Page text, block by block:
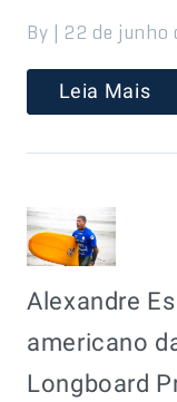
By | 22 de junho
Leia Mais
Alexandre
americano
Longboard